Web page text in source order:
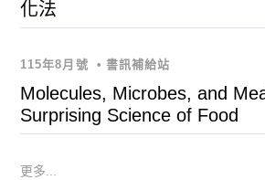
化法
115年8月號 • 書訊補給站
Molecules, Microbes, and
Surprising Science of Food
更多...